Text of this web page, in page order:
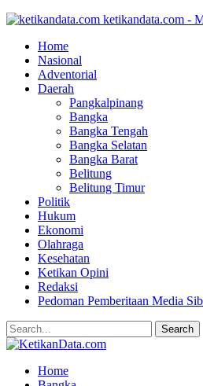
ketikandata.com -
Home
Nasional
Adventorial
Daerah
Pangkalpinang
Bangka
Bangka Tengah
Bangka Selatan
Bangka Barat
Belitung
Belitung Timur
Politik
Hukum
Ekonomi
Olahraga
Kesehatan
Ketikan Opini
Redaksi
Pedoman Pemberitaan Media
Home